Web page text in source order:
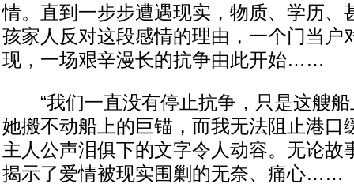
情。直到一步步遭遇现实，物质、学历、
孩家人反对这段感情的理由，一个门当户
现，一场艰辛漫长的抗争由此开始……
“我们一直没有停止抗争，只是这艘船
她搬不动船上的巨锚，而我无法阻止港口
主人公声泪俱下的文字令人动容。无论故
揭示了爱情被现实围剿的无奈、痛心……